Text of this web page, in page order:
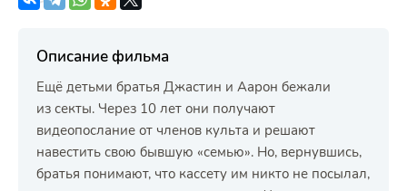
Описание фильма
Ещё детьми братья Джастин и Аарон бежали
из секты. Через 10 лет они получают
видеопослание от членов культа и решают
навестить свою бывшую «семью». Но, вернувшись,
братья понимают, что кассету им никто не посылал,